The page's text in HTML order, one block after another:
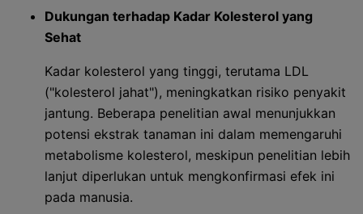
Dukungan terhadap Kadar Kolesterol yang
Sehat
Kadar kolesterol yang tinggi, terutama LDL
("kolesterol jahat"), meningkatkan risiko penyakit
jantung. Beberapa penelitian awal menunjukkan
potensi ekstrak tanaman ini dalam memengaruhi
metabolisme kolesterol, meskipun penelitian lebih
lanjut diperlukan untuk mengkonfirmasi efek ini
pada manusia.